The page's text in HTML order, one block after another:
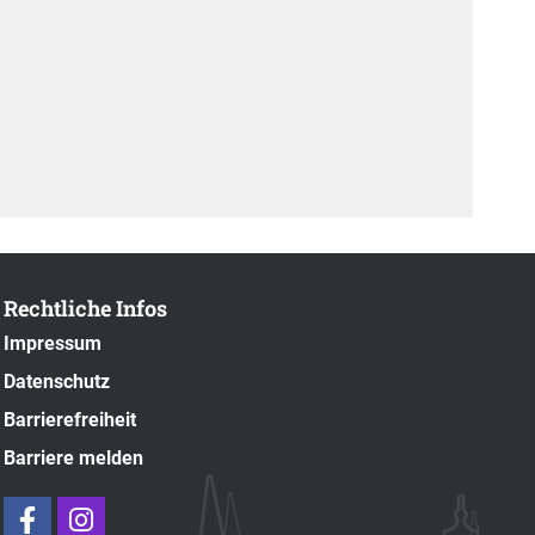
Rechtliche Infos
Impressum
Datenschutz
Barrierefreiheit
Barriere melden